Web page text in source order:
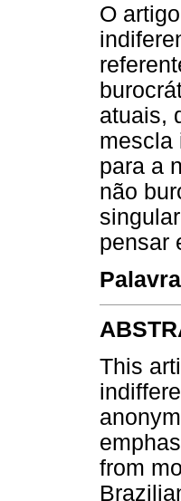
O
atuais,
mescla
para a
não
pensar
This
from